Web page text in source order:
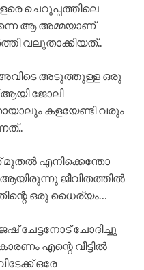
ചെറുപ്പത്തിലെ
ആ അമ്മയാണ്
വലുതാക്കിയത്..
അവിടെ അടുത്തുള്ള ഒരു
ജോലി
കളയേണ്ടി വരും
മുതൽ എനിക്കെന്തോ
ജീവിതത്തിൽ
ഒരു ധൈര്യം…
ചേട്ടനോട് ചോദിച്ചു
എന്റെ വീട്ടിൽ
ഒരേ